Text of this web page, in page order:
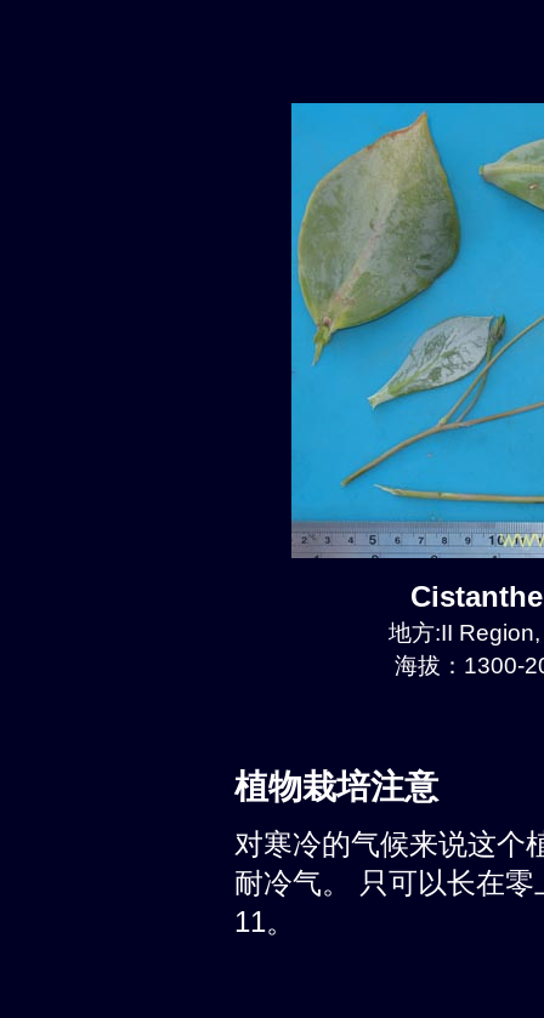
地方:II
海拔：1300-
植物栽培注意
对寒冷的气候来说这个
耐冷气。 只可以长在
11。